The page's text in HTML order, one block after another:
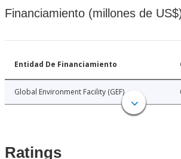
Financiamiento (millones de
Entidad De Financiamiento
Global Environment Facility (GEF)
Ratings